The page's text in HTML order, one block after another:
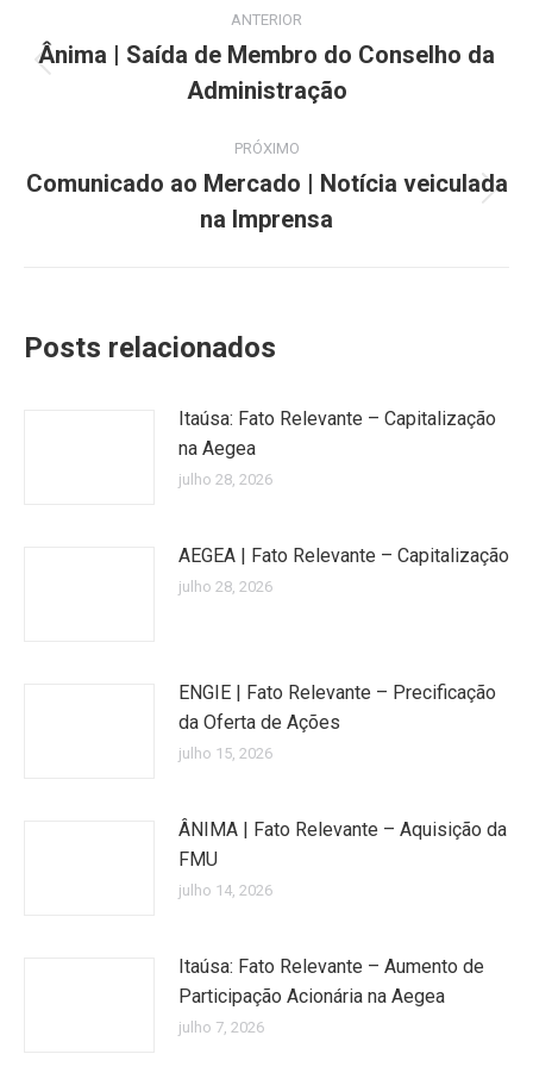
de
ANTERIOR
anterior:
Ânima | Saída de Membro do Conselho da
Administração
PRÓXIMO
Próximo
post:
Comunicado ao Mercado | Notícia veiculada
na Imprensa
Posts relacionados
Itaúsa: Fato Relevante – Capitalização
na Aegea
julho 28, 2026
AEGEA | Fato Relevante – Capitalização
julho 28, 2026
ENGIE | Fato Relevante – Precificação
da Oferta de Ações
julho 15, 2026
ÂNIMA | Fato Relevante – Aquisição da
FMU
julho 14, 2026
Itaúsa: Fato Relevante – Aumento de
Participação Acionária na Aegea
julho 7, 2026